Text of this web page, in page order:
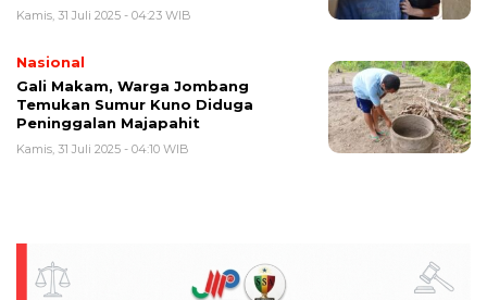
Kamis, 31 Juli 2025 - 04:23 WIB
Nasional
Gali Makam, Warga Jombang
Temukan Sumur Kuno Diduga
Peninggalan Majapahit
Kamis, 31 Juli 2025 - 04:10 WIB